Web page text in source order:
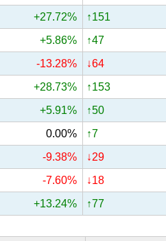
+27.72%
↑151
+5.86%
↑47
-13.28%
↓64
+28.73%
↑153
+5.91%
↑50
0.00%
↑7
-9.38%
↓29
-7.60%
↓18
+13.24% ↑77